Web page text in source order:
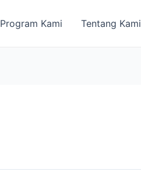
Program Kami Tentang Kami